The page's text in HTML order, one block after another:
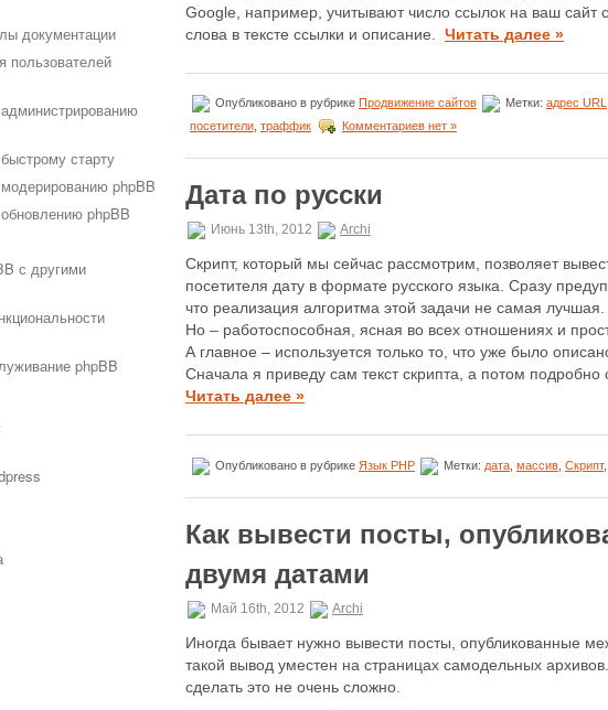
документации
пользователей
старту
phpBB
phpBB
с другими
phpBB
Google, например, учитывают число ссылок на ваш сайт с
слова в тексте ссылки и описание. Читать далее »
Опубликовано в рубрике Продвижение сайтов Метки: адрес URL
посетители траффик Комментариев нет »
Дата по русски
Июнь 13th, 2012 Archi
Скрипт, который мы сейчас рассмотрим, позволяет
посетителя дату в формате русского языка. Сразу
что реализация алгоритма этой задачи не самая лучшая.
Но – работоспособная, ясная во всех отношениях и
А главное – используется только то, что уже было
Сначала я приведу сам текст скрипта, а потом подробно
Читать далее »
Опубликовано в рубрике Язык PHP Метки: дата массив Скрипт,
Как вывести посты,
двумя датами
Май 16th, 2012 Archi
Иногда бывает нужно вывести посты, опубликованные
такой вывод уместен на страницах самодельных
сделать это не очень сложно.